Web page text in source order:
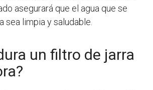
asegurará que el agua que se
sea limpia y saludable.
un filtro de jarra